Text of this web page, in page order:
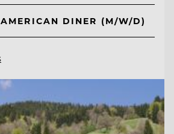
AMERICAN DINER (M/W/D)